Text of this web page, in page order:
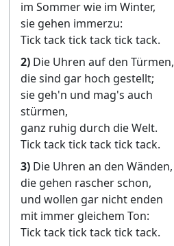
im Sommer wie im Winter,
sie gehen immerzu:
Tick tack tick tack tick tack.
2) Die Uhren auf den Türmen,
die sind gar hoch gestellt;
sie geh'n und mag's auch
stürmen,
ganz ruhig durch die Welt.
Tick tack tick tack tick tack.
3) Die Uhren an den Wänden,
die gehen rascher schon,
und wollen gar nicht enden
mit immer gleichem Ton:
Tick tack tick tack tick tack.